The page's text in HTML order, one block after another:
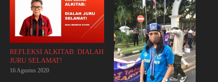
REFLEKSI ALKITAB: DIALAH
JURU SELAMAT!
16 Agustus 2020